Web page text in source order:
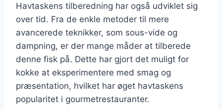
Havtaskens tilberedning har også udviklet sig
over tid. Fra de enkle metoder til mere
avancerede teknikker, som sous-vide og
dampning, er der mange måder at tilberede
denne fisk på. Dette har gjort det muligt for
kokke at eksperimentere med smag og
præsentation, hvilket har øget havtaskens
popularitet i gourmetrestauranter.